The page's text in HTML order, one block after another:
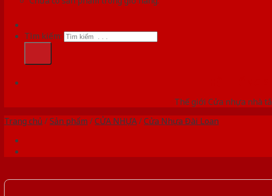
Tìm kiếm:
Thế giới Cửa nhựa nhà
Trang chủ /Sản phẩm /CỬA NHỰA/Cửa Nhựa Đài Loan